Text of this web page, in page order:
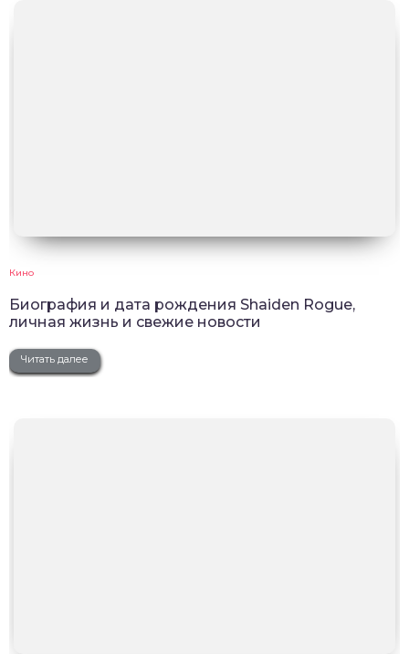
Кино
Биография и дата рождения Shaiden Rogue,
личная жизнь и свежие новости
Читать далее